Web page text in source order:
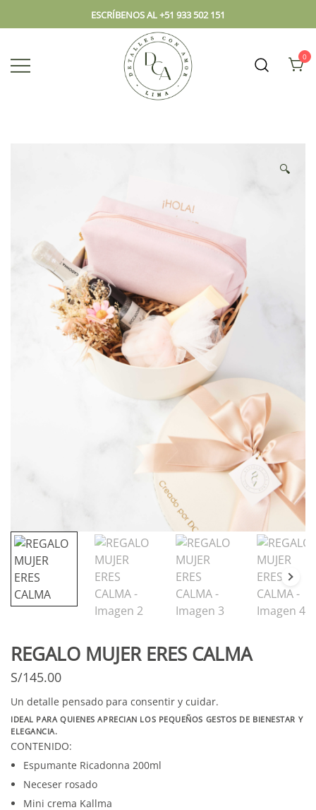
ESCRÍBENOS AL +51 933 502 151
0
🔍
REGALO MUJER ERES CALMA
S/145.00
Un detalle pensado para consentir y cuidar.
IDEAL PARA QUIENES APRECIAN LOS PEQUEÑOS GESTOS DE BIENESTAR Y
ELEGANCIA.
CONTENIDO:
Espumante Ricadonna 200ml
Neceser rosado
Mini crema Kallma